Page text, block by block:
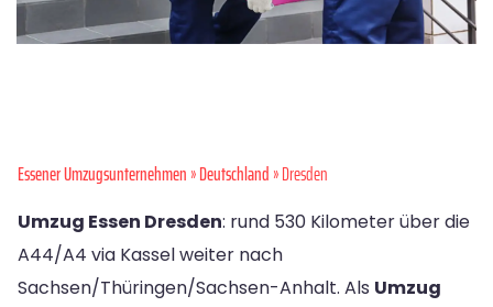
Essener Umzugsunternehmen»Deutschland» Dresden
Umzug Essen Dresden: rund 530 Kilometer über die
A44/A4 via Kassel weiter nach
Sachsen/Thüringen/Sachsen-Anhalt. Als Umzug